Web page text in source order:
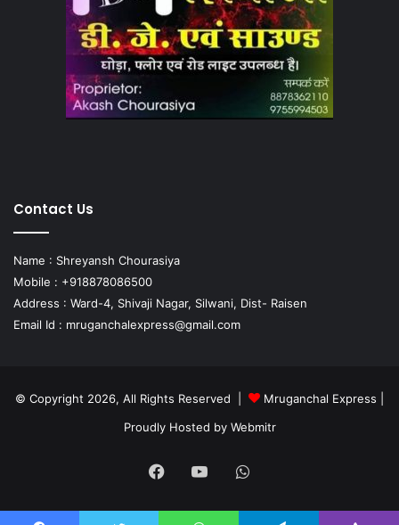
Contact Us
Name : Shreyansh Chourasiya
Mobile : +918878086500
Address : Ward-4, Shivaji Nagar, Silwani, Dist- Raisen
Email Id : mruganchalexpress@gmail.com
© Copyright 2026, All Rights Reserved | Mruganchal Express
Proudly Hosted by Webmitr
Facebook
YouTubeWhatsApp